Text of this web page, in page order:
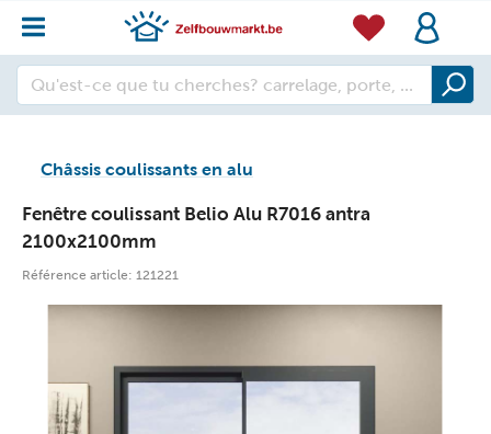
Châssis coulissants en alu
Fenêtre coulissant Belio Alu R7016 antra
2100x2100mm
Référence article: 121221